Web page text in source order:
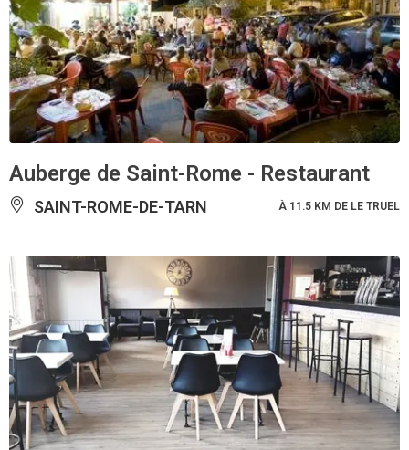
Auberge de Saint-Rome - Restaurant
SAINT-ROME-DE-TARN À 11.5 KM DE LE TRUEL